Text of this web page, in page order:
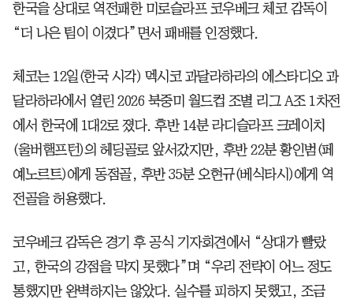
한국을 상대로 역전패한 미로슬라프 코우베크 체코 감독이
“더 나은 팀이 이겼다”면서 패배를 인정했다.
체코는 12일(한국 시각) 멕시코 과달라하라의 에스타디오 과
달라하라에서 열린 2026 북중미 월드컵 조별 리그 A조 1차전
에서 한국에 1대2로 졌다. 후반 14분 라디슬라프 크레이치
(울버햄프턴)의 헤딩골로 앞서갔지만, 후반 22분 황인범(페
예노르트)에게 동점골, 후반 35분 오현규(베식타시)에게 역
전골을 허용했다.
코우베크 감독은 경기 후 공식 기자회견에서 “상대가 빨랐
고, 한국의 강점을 막지 못했다”며 “우리 전략이 어느 정도
통했지만 완벽하지는 않았다. 실수를 피하지 못했고, 조금